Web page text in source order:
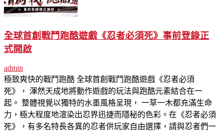
全球首創戰鬥跑酷遊戲《忍者必須死》事前登錄正
式開啟
admin
極致爽快的戰鬥跑酷 全球首創戰鬥跑酷遊戲《忍者必須
死》， 渾然天成地將動作遊戲的玩法與跑酷元素結合在一
起。 整體視覺以獨特的水墨風格呈現， 一草一木都充滿生命
力，極大程度地渲染出忍界迅捷而隱秘的色彩。在《忍者必須
死》，有多名特長各異的忍者供玩家自由選擇，請與忍者們一